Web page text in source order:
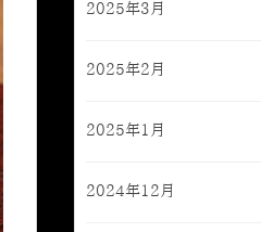
2025年3月
2025年2月
2025年1月
2024年12月